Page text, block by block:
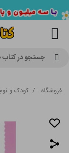
جستجو در کتاب
فروشگاه / کودک و